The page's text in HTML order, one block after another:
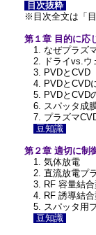
目次抜粋
※目次全文は「
第１章 目的に応
1. なぜプラズ
2. ドライvs.ウ
3. PVDとCVD
4. PVDとCVD
5. PVDとCVD
6. スパッタ成
7. プラズマ
豆知識
第２章 適切に制
1. 気体放電
2. 直流放電プ
3. RF 容量結合
4. RF 誘導結合
5. スパッタ用
豆知識